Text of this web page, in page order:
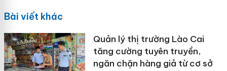
Bài viết khác
Quản lý thị trường Lào Cai
tăng cường tuyên truyền,
ngăn chặn hàng giả từ cơ sở